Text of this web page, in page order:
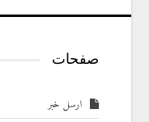
صفحات
ارسل خبر